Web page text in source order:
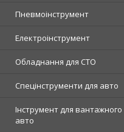
Пневмоінструмент
Електроінструмент
Обладнання для СТО
Спецінструменти для авто
Інструмент для вантажного
авто